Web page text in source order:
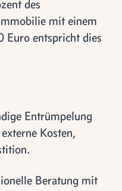
des
mit einem
entspricht dies
Entrümpelung
Kosten,
Beratung mit